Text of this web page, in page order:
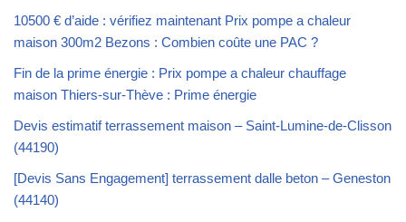
10500 € d’aide : vérifiez maintenant Prix pompe a chaleur
maison 300m2 Bezons : Combien coûte une PAC ?
Fin de la prime énergie : Prix pompe a chaleur chauffage
maison Thiers-sur-Thève : Prime énergie
Devis estimatif terrassement maison – Saint-Lumine-de-Clisson
(44190)
[Devis Sans Engagement] terrassement dalle beton – Geneston
(44140)